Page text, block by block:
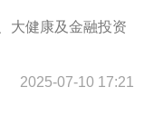
大健康及金融投资
2025-07-10 17:21